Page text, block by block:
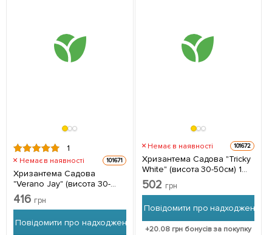
1
Немає в наявності 101671
Хризантема Садова
"Verano Jay" (висота 30-
50см) 1 саджанець в
упаковці
416 грн
Повідомити про надходження
Немає в наявності 101672
Хризантема Садова "Tricky
White" (висота 30-50см) 1
саджанець в упаковці
502 грн
Повідомити про надходження
+20.08грн бонусів за покупку